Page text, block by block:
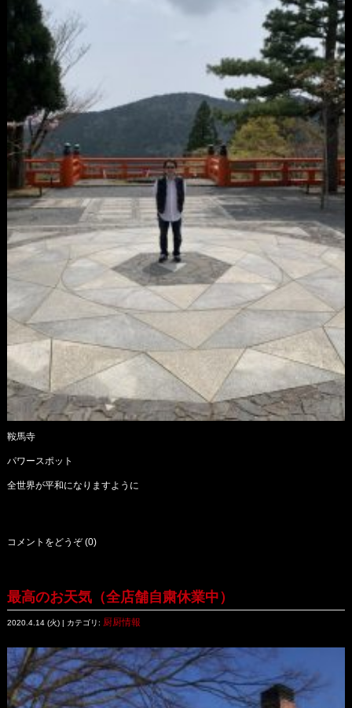
鞍馬寺
パワースポット
全世界が平和になりますように
コメントをどうぞ (0)
最高のお天気（全店舗自粛休業中）
2020.4.14 (火) | カテゴリ: 厨厨情報